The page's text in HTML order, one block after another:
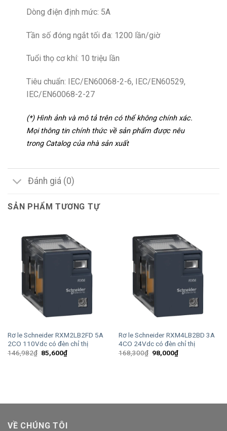
Dòng điện định mức: 5A
Tần số đóng ngắt tối đa: 1200 lần/giờ
Tuổi thọ cơ khí: 10 triệu lần
Tiêu chuẩn: IEC/EN60068-2-6, IEC/EN60529,
IEC/EN60068-2-27
(*) Hình ảnh và mô tả trên có thể không chính xác.
Mọi thông tin chính thức về sản phẩm được nêu
trong Catalog của nhà sản xuất
Đánh giá (0)
SẢN PHẨM TƯƠNG TỰ
Rơ le Schneider RXM2LB2FD 5A
2CO 110Vdc có đèn chỉ thị
146,982₫ Giá
gốc
85,600₫Giá
hiện
Rơ le Schneider RXM4LB2BD 3A
4CO 24Vdc có đèn chỉ thị
168,300₫ Giá
gốc
98,000₫Giá
hiện
VỀ CHÚNG TÔI